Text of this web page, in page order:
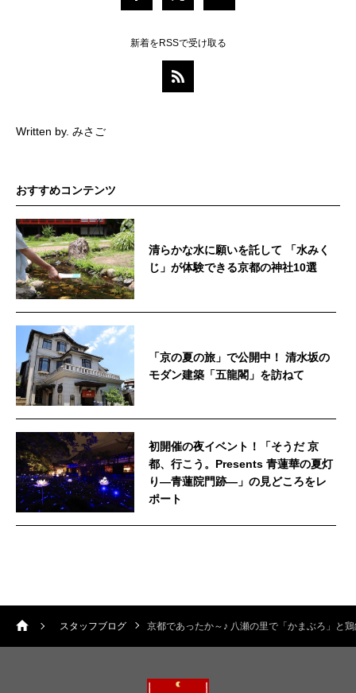
新着をRSSで受け取る
Written by. みさご
おすすめコンテンツ
清らかな水に願いを託して 「水みく
じ」が体験できる京都の神社10選
「京の夏の旅」で公開中！ 清水坂の
モダン建築「五龍閣」を訪ねて
初開催の夜イベント！「そうだ 京
都、行こう。Presents 青蓮華の夏灯
り—青蓮院門跡—」の見どころをレ
ポート
スタッフブログ 京都であったか～♪ 八瀬の里で「かまぶろ」と